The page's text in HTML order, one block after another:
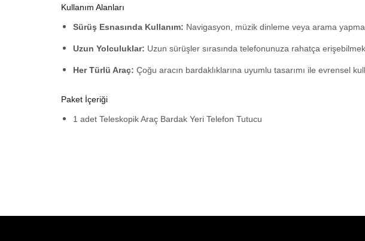
Kullanım Alanları
Sürüş Esnasında Kullanım: Navigasyon, müzik dinleme veya arama
Uzun Yolculuklar: Uzun sürüşler sırasında telefonunuza rahatça
Her Türlü Araç: Çoğu aracın bardaklıklarına uyumlu tasarımı ile evrensel
Paket İçeriği
1 adet Teleskopik Araç Bardak Yeri Telefon Tutucu